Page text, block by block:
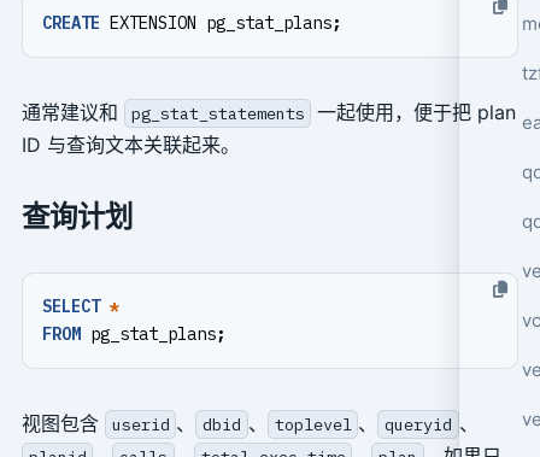
CREATE EXTENSION pg_stat_plans;
通常建议和 pg_stat_statements
一起使用，便于把 plan
ID 与查询文本关联起来。
查询计划
SELECT *
FROM pg_stat_plans;
视图包含 userid 、 dbid 、 toplevel 、 queryid 、